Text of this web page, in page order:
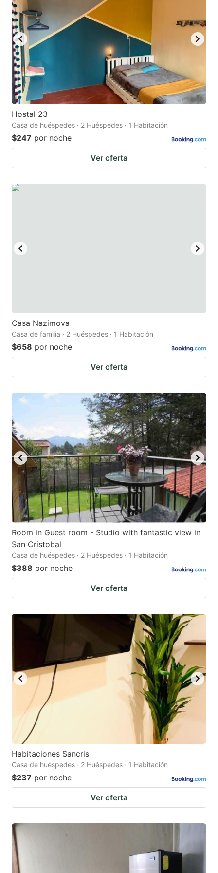
key
to
get
keyboard
shortcuts
for
changing
dates.
get
the
keyboard
shortcuts
for
dates.
Hostal 23
Casa de huéspedes · 2 Huéspedes · 1 Habitación
$247 por noche
Ver oferta
Casa Nazimova
Casa de familia · 2 Huéspedes · 1 Habitación
$658 por noche
Ver oferta
Room in Guest room - Studio with fantastic view in
San Cristobal
Casa de huéspedes · 2 Huéspedes · 1 Habitación
$388 por noche
Ver oferta
Habitaciones Sancris
Casa de huéspedes · 2 Huéspedes · 1 Habitación
$237 por noche
Ver oferta